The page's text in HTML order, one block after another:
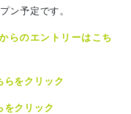
ン予定です。
らのエントリーはこち
らをクリック
をクリック